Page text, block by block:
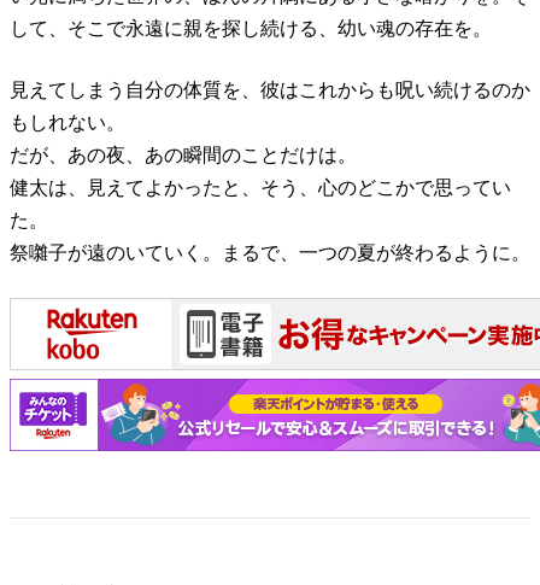
して、そこで永遠に親を探し続ける、幼い魂の存在を。
見えてしまう自分の体質を、彼はこれからも呪い続けるのか
もしれない。
だが、あの夜、あの瞬間のことだけは。
健太は、見えてよかったと、そう、心のどこかで思ってい
た。
祭囃子が遠のいていく。まるで、一つの夏が終わるように。